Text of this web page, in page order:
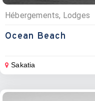
Hébergements, Lodges
Ocean Beach
Sakatia